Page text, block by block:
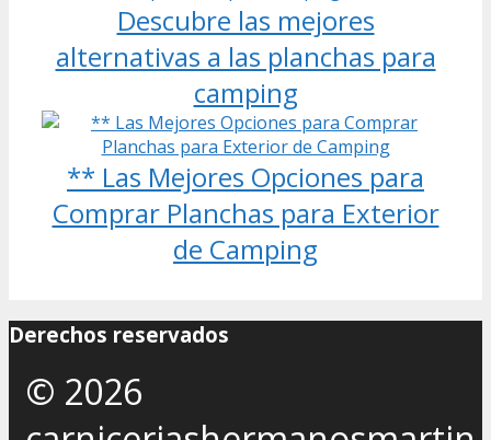
Descubre las mejores
alternativas a las planchas para
camping
** Las Mejores Opciones para
Comprar Planchas para Exterior
de Camping
Derechos reservados
© 2026